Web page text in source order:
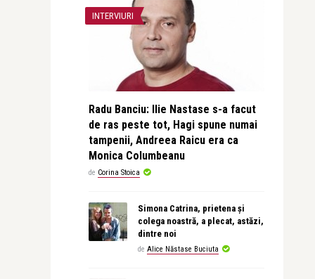
INTERVIURI
Radu Banciu: Ilie Nastase s-a facut
de ras peste tot, Hagi spune numai
tampenii, Andreea Raicu era ca
Monica Columbeanu
de Corina Stoica
Simona Catrina, prietena și
colega noastră, a plecat, astăzi,
dintre noi
de Alice Năstase Buciuta